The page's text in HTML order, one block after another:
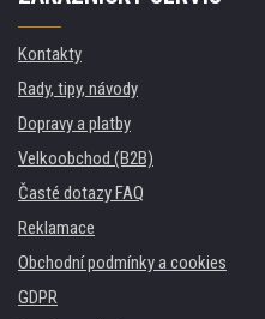
Kontakty
Rady, tipy, návody
Dopravy a platby
Velkoobchod (B2B)
Časté dotazy FAQ
Reklamace
Obchodní podmínky a cookies
GDPR